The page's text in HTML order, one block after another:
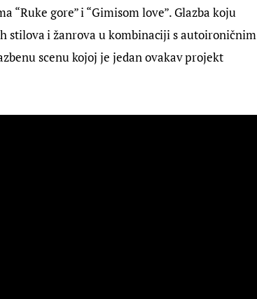
gore” i “Gimisom love”. Glazba koju
stilova i žanrova u kombinaciji s autoironičnim
scenu kojoj je jedan ovakav projekt